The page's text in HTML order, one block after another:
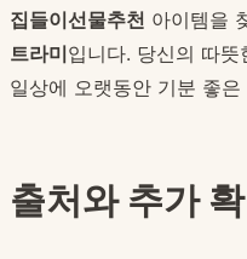
집들이선물추천 아이템을
트라미입니다. 당신의 따
일상에 오랫동안 기분 좋
출처와 추가